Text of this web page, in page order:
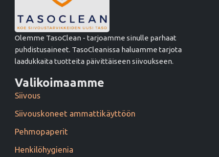
Olemme TasoClean - tarjoamme sinulle parhaat
puhdistusaineet. TasoCleanissa haluamme tarjota
laadukkaita tuotteita päivittäiseen siivoukseen.
Valikoimaamme
Siivous
Siivouskoneet ammattikäyttöön
Pehmopaperit
Henkilöhygienia